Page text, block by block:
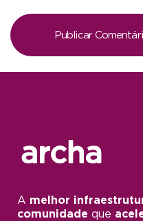
A melhor
comunidade que